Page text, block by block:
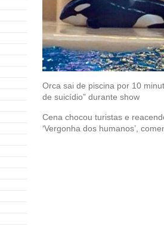
Orca sai de piscina por 10
de suicídio” durante show
Cena chocou turistas e
‘Vergonha dos humanos’,